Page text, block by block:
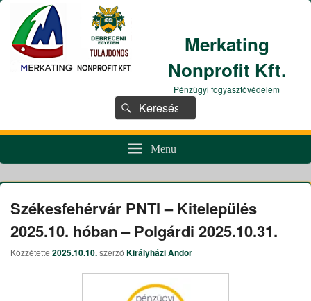
Merkating
Nonprofit Kft.
Pénzügyi fogyasztóvédelem
Search
for:
Search
Menu
Székesfehérvár PNTI – Kitelepülés
2025.10. hóban – Polgárdi 2025.10.31.
Közzétette 2025.10.10.szerző Királyházi Andor